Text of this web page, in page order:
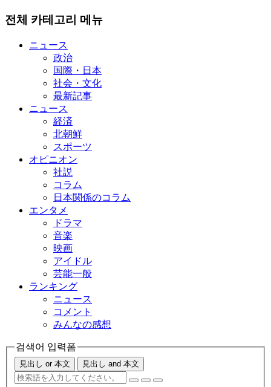
전체 카테고리 메뉴
ニュース
政治
国際・日本
社会・文化
最新記事
ニュース
経済
北朝鮮
スポーツ
オピニオン
社説
コラム
日本関係のコラム
エンタメ
ドラマ
音楽
映画
アイドル
芸能一般
ランキング
ニュース
コメント
みんなの感想
검색어 입력폼
見出し or 本文 見出し and 本文